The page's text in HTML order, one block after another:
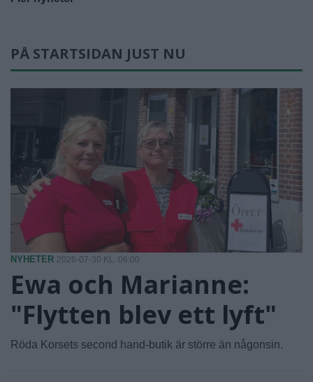
PÅ STARTSIDAN JUST NU
NYHETER 2026-07-30 KL. 06:00
Ewa och Marianne:
"Flytten blev ett lyft"
Röda Korsets second hand-butik är större än någonsin.